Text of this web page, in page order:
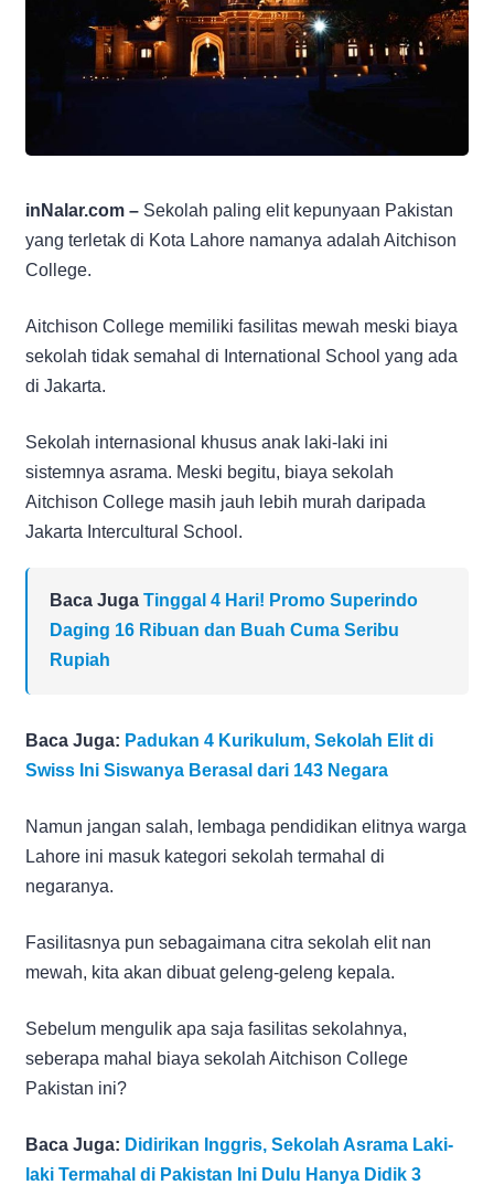
inNalar.com – Sekolah paling elit kepunyaan Pakistan
yang terletak di Kota Lahore namanya adalah Aitchison
College.
Aitchison College memiliki fasilitas mewah meski biaya
sekolah tidak semahal di International School yang ada
di Jakarta.
Sekolah internasional khusus anak laki-laki ini
sistemnya asrama. Meski begitu, biaya sekolah
Aitchison College masih jauh lebih murah daripada
Jakarta Intercultural School.
Baca Juga Tinggal 4 Hari! Promo Superindo
Daging 16 Ribuan dan Buah Cuma Seribu
Rupiah
Baca Juga: Padukan 4 Kurikulum, Sekolah Elit di
Swiss Ini Siswanya Berasal dari 143 Negara
Namun jangan salah, lembaga pendidikan elitnya warga
Lahore ini masuk kategori sekolah termahal di
negaranya.
Fasilitasnya pun sebagaimana citra sekolah elit nan
mewah, kita akan dibuat geleng-geleng kepala.
Sebelum mengulik apa saja fasilitas sekolahnya,
seberapa mahal biaya sekolah Aitchison College
Pakistan ini?
Baca Juga: Didirikan Inggris, Sekolah Asrama Laki-
laki Termahal di Pakistan Ini Dulu Hanya Didik 3